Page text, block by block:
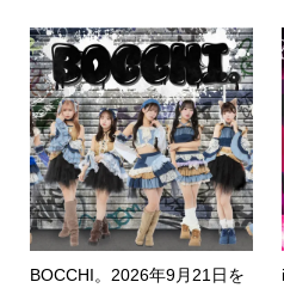
BOCCHI。2026年9月21日を